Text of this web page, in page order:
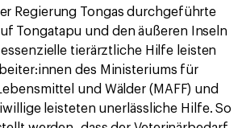
Regierung Tongas durchgeführte
Tongatapu und den äußeren Inseln
tierärztliche Hilfe leisten
des Ministeriums für
und Wälder (MAFF) und
leisteten unerlässliche Hilfe. So